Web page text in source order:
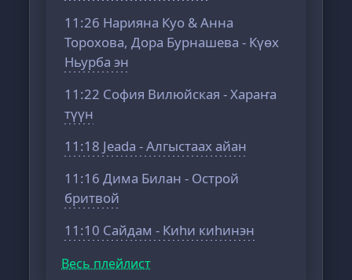
11:26 Нарияна Куо & Анна
Торохова, Дора Бурнашева - Күөх
Ньурба эн
11:22 София Вилюйская - Хараҥа
түүн
11:18 Jeada - Алгыстаах айан
11:16 Дима Билан - Острой
бритвой
11:10 Сайдам - Киһи киһинэн
Весь плейлист